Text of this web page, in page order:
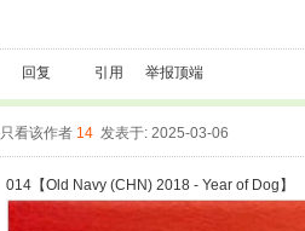
回复 引用 举报顶端
只看该作者 14 发表于: 2025-03-06
014【Old Navy (CHN) 2018 - Year of Dog】